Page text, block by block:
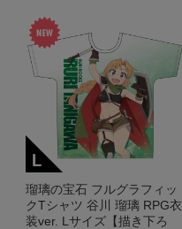
瑠璃の宝石 フルグラフィッ
クTシャツ 谷川 瑠璃 RPG衣
装ver. Lサイズ【描き下ろ